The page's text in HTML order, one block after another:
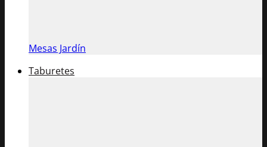
Mesas Jardín
Taburetes